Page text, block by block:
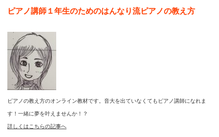
ピアノ講師１年生のためのはんなり流ピアノの教え方
ピアノの教え方のオンライン教材です。音大を出ていなくてもピアノ講師になれま
す！一緒に夢を叶えませんか！？
詳しくはこちらの記事へ